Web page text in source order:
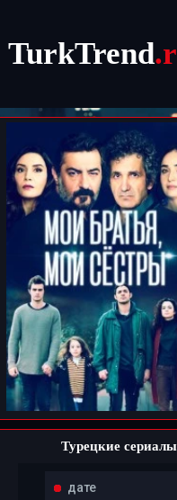
TurkTrend
Турецкие
дате